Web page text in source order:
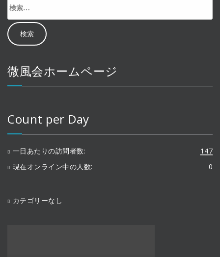
索:
微風会ホームページ
Count per Day
147
一日あたりの訪問者数:
0
現在オンライン中の人数:
カテゴリーなし